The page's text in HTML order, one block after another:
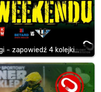
- zapowiedź 4 kolejki…